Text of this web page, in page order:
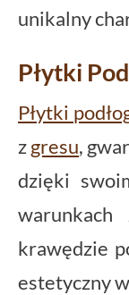
unikalny
Płytki
Płytki
zgresu,
dzięki
krawędzie
estetyczny